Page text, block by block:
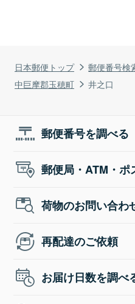
日本郵便トップ 郵便番号検
中巨摩郡玉穂町
井之口
郵便番号を調べる
郵便局・ATM・ポ
荷物のお問い合わ
再配達のご依頼
お届け日数を調べ